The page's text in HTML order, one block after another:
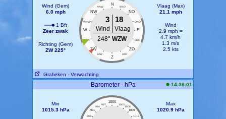
Wind (Gem)
6.0 mph
1 Bft
Zeer zwak
Richting (Gem)
ZW 225°
N
NNW NNO
NW NO
WNW ONO
W E
WZW OZO
ZW ZO
ZZW ZZO
Z
3 18
Wind
Vlaag
248° WZW
Vlaag (Max)
21.1 mph
Wind
2.9 mph =
4.7 km/h
1.3 m/s
2.5 kts
Grafieken - Verwachting
Barometer - hPa 14:36:01
Min
1015.3 hPa
1000
997 1003
994
1006
991
1009
988
1012
Max
1020.9 hPa